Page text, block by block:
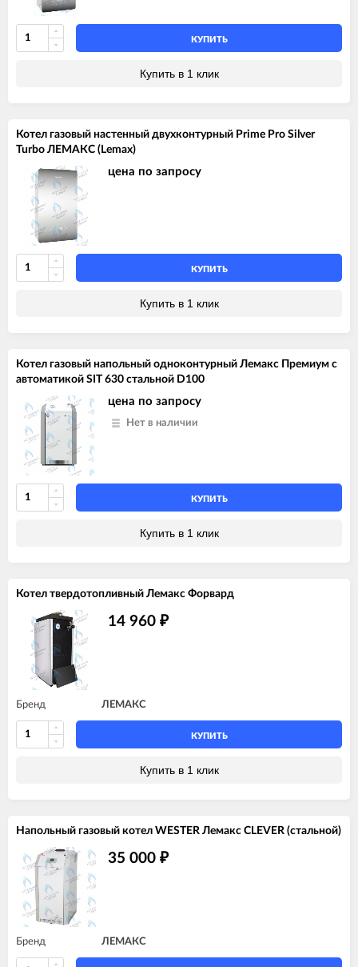
КУПИТЬ
Купить в 1 клик
Котел газовый настенный двухконтурный Prime Pro Silver
Turbo ЛЕМАКС (Lemax)
цена по запросу
КУПИТЬ
Купить в 1 клик
Котел газовый напольный одноконтурный Лемакс Премиум с
автоматикой SIT 630 стальной D100
цена по запросу
Нет в наличии
КУПИТЬ
Купить в 1 клик
Котел твердотопливный Лемакс Форвард
14 960 ₽
Бренд ЛЕМАКС
КУПИТЬ
Купить в 1 клик
Напольный газовый котел WESTER Лемакс CLEVER (стальной)
35 000 ₽
Бренд ЛЕМАКС